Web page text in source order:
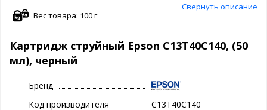
Свернуть описание
Вес товара: 100 г
Картридж струйный Epson C13T40C140, (50
мл), черный
Бренд
Код производителя
C13T40C140